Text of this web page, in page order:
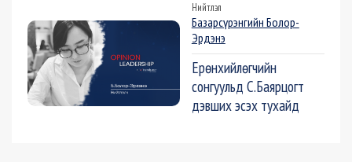
Нийтлэл
Базарсүрэнгийн Болор-
Эрдэнэ
Ерөнхийлөгчийн
сонгуульд С.Баярцогт
дэвших эсэх тухайд